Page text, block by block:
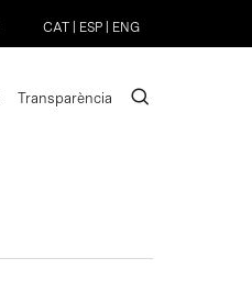
CAT ESP ENG
Transparència search